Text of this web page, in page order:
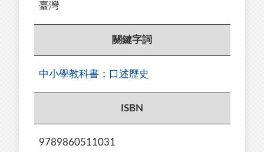
臺灣
關鍵字詞
中小學教科書 ； 口述歷史
ISBN
9789860511031